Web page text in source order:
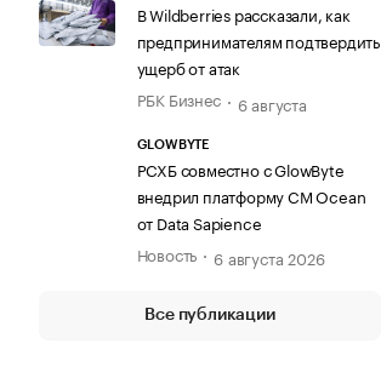
В Wildberries рассказали, как
предпринимателям подтвердить
ущерб от атак
РБК Бизнес
6 августа
GLOWBYTE
РСХБ совместно с GlowByte
внедрил платформу CM Ocean
от Data Sapience
Новость
6 августа 2026
Все публикации